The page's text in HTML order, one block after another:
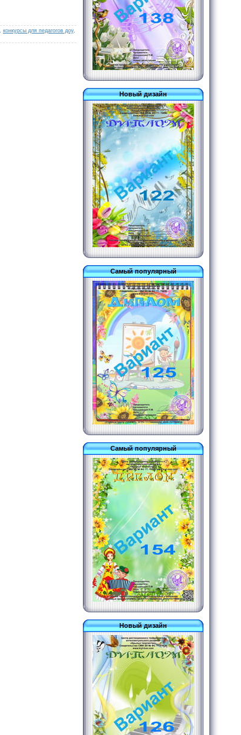
конкурсы для педагогов доу,
Новый дизайн
Самый популярный
Самый популярный
Новый дизайн